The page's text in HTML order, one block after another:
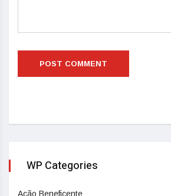
WP Categories
Ação Beneficente